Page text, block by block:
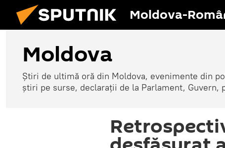
Moldova-
Moldova
Știri de ultimă oră din Moldova, evenimente din
știri pe surse, declarații de la Parlament, Guvern,